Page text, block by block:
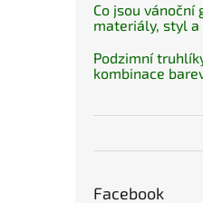
Co jsou vánoční
materiály, styl
Podzimní
kombinace
Facebook